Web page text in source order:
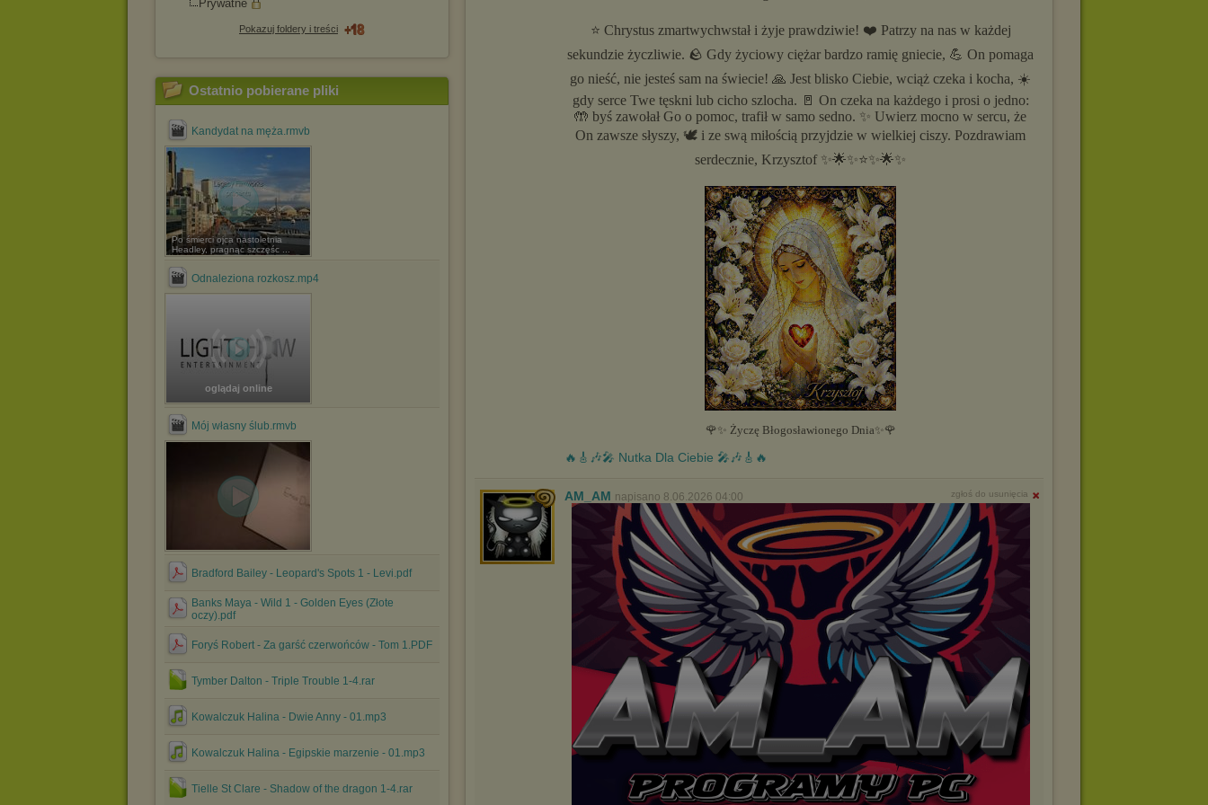
Prywatne
Pokazuj foldery i treści
Ostatnio pobierane pliki
Kandydat na męża.rmvb
Po śmierci ojca nastoletnia
Headley, pragnąc szczęśc ...
Odnaleziona rozkosz.mp4
oglądaj online
Mój własny ślub.rmvb
Bradford Bailey - Leopard's Spots 1 - Levi.pdf
Banks Maya - Wild 1 - Golden Eyes (Złote
oczy).pdf
Foryś Robert - Za garść czerwońców - Tom 1.PDF
Tymber Dalton - Triple Trouble 1-4.rar
Kowalczuk Halina - Dwie Anny - 01.mp3
Kowalczuk Halina - Egipskie marzenie - 01.mp3
Tielle St Clare - Shadow of the dragon 1-4.rar
⭐ Chrystus zmartwychwstał i żyje prawdziwie! ❤️ Patrzy na nas w każdej
sekundzie życzliwie. 🪨 Gdy życiowy ciężar bardzo ramię gniecie, 💪 On pomaga
go nieść, nie jesteś sam na świecie! 🙏 Jest blisko Ciebie, wciąż czeka i kocha, ☀️
gdy serce Twe tęskni lub cicho szlocha. 🚪 On czeka na każdego i prosi o jedno:
🤲 byś zawołał Go o pomoc, trafił w samo sedno. ✨ Uwierz mocno w sercu, że
On zawsze słyszy, 🕊️ i ze swą miłością przyjdzie w wielkiej ciszy. Pozdrawiam
serdecznie, Krzysztof ✨🌟✨⭐✨🌟✨
🌹✨ Życzę Błogosławionego Dnia✨🌹
🔥🎸🎶🎤 Nutka Dla Ciebie 🎤🎶🎸🔥
AM_AM napisano 8.06.2026 04:00 zgłoś do usunięcia